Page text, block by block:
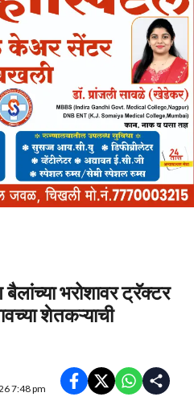
भरोशावर ट्रॅक्टर
शेतकऱ्याची
7:48 pm